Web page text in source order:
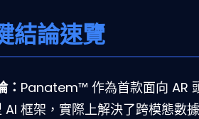
結論速覽
： Panatem™ 作為首款面向 AR
AI 框架，實際上解決了跨模態數